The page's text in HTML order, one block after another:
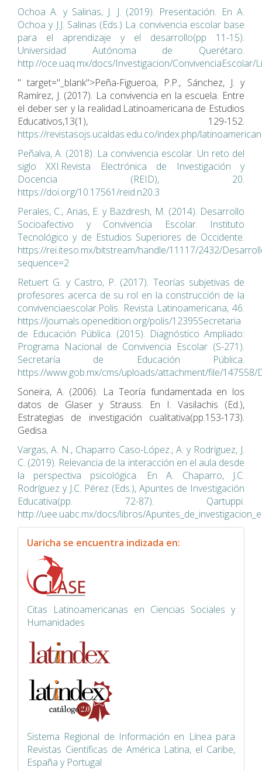
Ochoa A. y Salinas, J. J. (2019). Presentación. En A.
Ochoa y J.J. Salinas (Eds.) La convivencia escolar base
para el aprendizaje y el desarrollo(pp 11-15).
Universidad Autónoma de Querétaro.
http://oce.uaq.mx/docs/Investigacion/ConvivenciaEscolar/
" target="_blank">Peña-Figueroa, P.P., Sánchez, J. y
Ramírez, J. (2017). La convivencia en la escuela. Entre
el deber ser y la realidad.Latinoamericana de Estudios
Educativos,13(1), 129-152.
https://revistasojs.ucaldas.edu.co/index.php/
Peñalva, A. (2018). La convivencia escolar. Un reto del
siglo XXI.Revista Electrónica de Investigación y
Docencia (REID), 20.
https://doi.org/10.17561/reid.n20.3
Perales, C., Arias, E. y Bazdresh, M. (2014). Desarrollo
Socioafectivo y Convivencia Escolar. Instituto
Tecnológico y de Estudios Superiores de Occidente.
https://rei.iteso.mx/bitstream/handle/11117/2432/
sequence=2
Retuert G. y Castro, P. (2017). Teorías subjetivas de
profesores acerca de su rol en la construcción de la
convivenciaescolar.Polis. Revista Latinoamericana, 46.
https://journals.openedition.org/polis/12395Secretaria
de Educación Pública. (2015). Diagnóstico Ampliado:
Programa Nacional de Convivencia Escolar (S-271).
Secretaría de Educación Pública.
https://www.gob.mx/cms/uploads/attachment/file/147558/
Soneira, A. (2006). La Teoría fundamentada en los
datos de Glaser y Strauss. En I. Vasilachis (Ed.),
Estrategias de investigación cualitativa(pp.153-173).
Gedisa.
Vargas, A. N., Chaparro Caso-López., A. y Rodríguez, J.
C. (2019). Relevancia de la interacción en el aula desde
la perspectiva psicológica. En A. Chaparro, J.C.
Rodríguez y J.C. Pérez (Eds.), Apuntes de Investigación
Educativa(pp. 72-87). Qartuppi.
http://uee.uabc.mx/docs/libros/
indexacion
Uaricha se encuentra indizada en:
Citas Latinoamericanas en Ciencias Sociales y
Humanidades
Sistema Regional de Información en Línea para
Revistas Científicas de América Latina, el Caribe,
España y Portugal